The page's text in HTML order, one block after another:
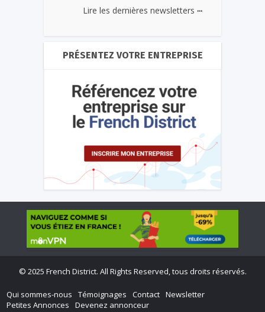
Lire les dernières newsletters ...
PRÉSENTEZ VOTRE ENTREPRISE
© 2025 French District. All Rights Reserved, tous droits réservés.
Qui sommes-nous Témoignages Contact Newsletter
Petites Annonces
Devenez annonceur